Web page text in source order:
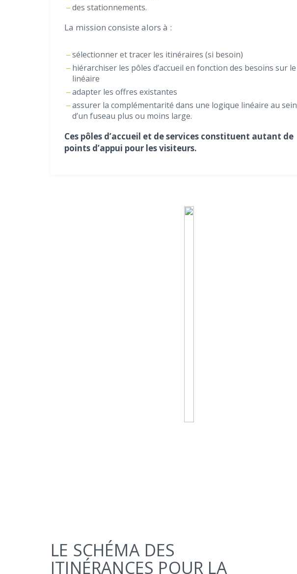
des stationnements.
La mission consiste alors à :
sélectionner et tracer les itinéraires (si besoin)
hiérarchiser les pôles d’accueil en fonction des besoins sur le
linéaire
adapter les offres existantes
assurer la complémentarité dans une logique linéaire au sein
d’un fuseau plus ou moins large.
Ces pôles d’accueil et de services constituent autant de
points d’appui pour les visiteurs.
LE SCHÉMA DES
ITINÉRANCES POUR LA